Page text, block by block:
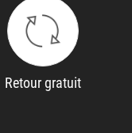
Retour gratuit